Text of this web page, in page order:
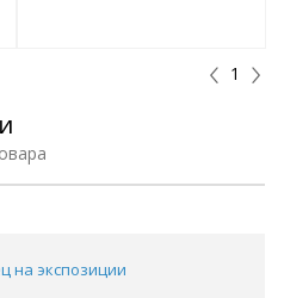
1
на экспозиции